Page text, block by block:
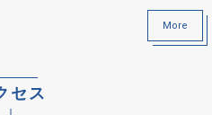
More
セス